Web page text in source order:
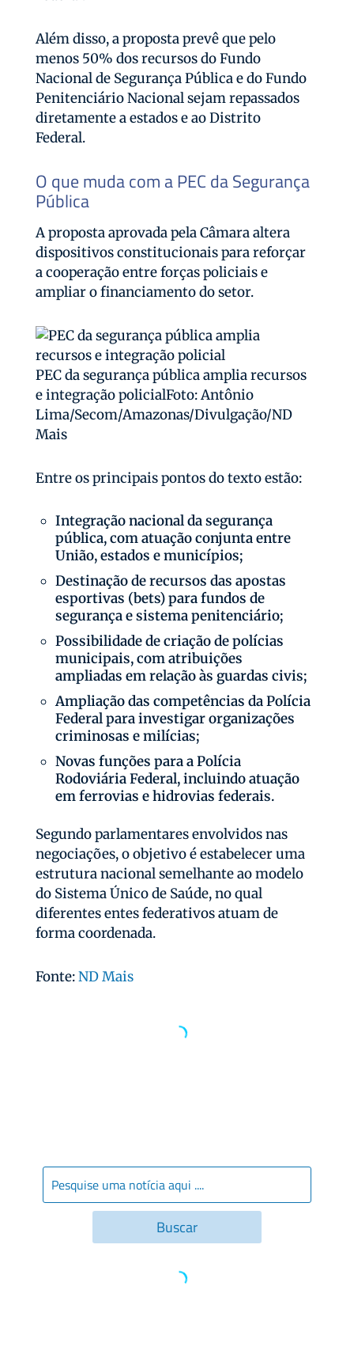
Além disso, a proposta prevê que pelo
menos 50% dos recursos do Fundo
Nacional de Segurança Pública e do Fundo
Penitenciário Nacional sejam repassados
diretamente a estados e ao Distrito
Federal.
O que muda com a PEC da Segurança
Pública
A proposta aprovada pela Câmara altera
dispositivos constitucionais para reforçar
a cooperação entre forças policiais e
ampliar o financiamento do setor.
PEC da segurança pública amplia recursos
e integração policialFoto: Antônio
Lima/Secom/Amazonas/Divulgação/ND
Mais
Entre os principais pontos do texto estão:
Integração nacional da segurança
pública, com atuação conjunta entre
União, estados e municípios;
Destinação de recursos das apostas
esportivas (bets) para fundos de
segurança e sistema penitenciário;
Possibilidade de criação de polícias
municipais, com atribuições
ampliadas em relação às guardas civis;
Ampliação das competências da Polícia
Federal para investigar organizações
criminosas e milícias;
Novas funções para a Polícia
Rodoviária Federal, incluindo atuação
em ferrovias e hidrovias federais.
Segundo parlamentares envolvidos nas
negociações, o objetivo é estabelecer uma
estrutura nacional semelhante ao modelo
do Sistema Único de Saúde, no qual
diferentes entes federativos atuam de
forma coordenada.
Fonte:ND Mais